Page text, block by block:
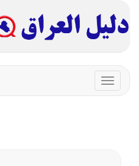
Toggle
navigation